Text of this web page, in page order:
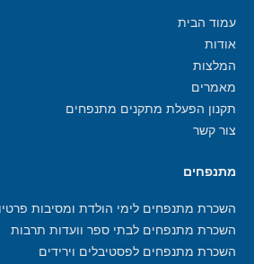
עמוד הבית
אודות
המלצות
מאמרים
תקנון הפעלת מתקנים מתנפחים
צור קשר
מתנפחים
השכרת מתנפחים לימי הולדת ומסיבות
השכרת מתנפחים לבתי ספר וועדות תרבות
השכרת מתנפחים לפסטיבלים וירידים